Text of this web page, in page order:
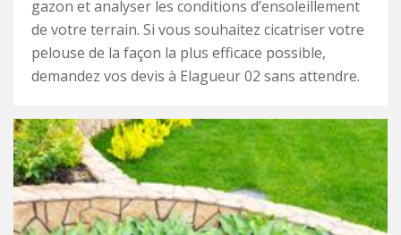
gazon et analyser les conditions d’ensoleillement
de votre terrain. Si vous souhaitez cicatriser votre
pelouse de la façon la plus efficace possible,
demandez vos devis à Elagueur 02 sans attendre.